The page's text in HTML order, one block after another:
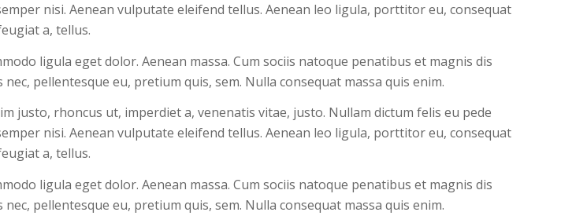
nisi. Aenean vulputate eleifend tellus. Aenean leo ligula, porttitor eu, consequat
a, tellus.
ligula eget dolor. Aenean massa. Cum sociis natoque penatibus et magnis dis
pellentesque eu, pretium quis, sem. Nulla consequat massa quis enim.
justo, rhoncus ut, imperdiet a, venenatis vitae, justo. Nullam dictum felis eu pede
nisi. Aenean vulputate eleifend tellus. Aenean leo ligula, porttitor eu, consequat
a, tellus.
ligula eget dolor. Aenean massa. Cum sociis natoque penatibus et magnis dis
pellentesque eu, pretium quis, sem. Nulla consequat massa quis enim.